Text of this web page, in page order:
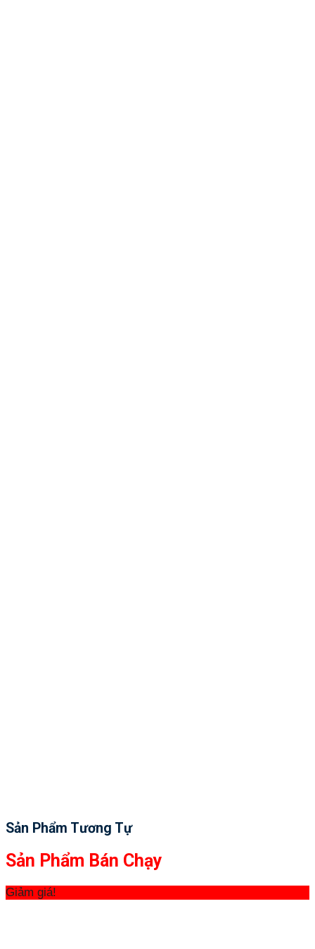
Sản Phẩm Tương Tự
Sản Phẩm Bán Chạy
Giảm giá!